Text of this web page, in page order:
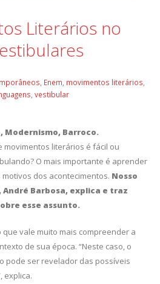
Literários no
Enem movimentos literários
vestibular
Modernismo, Barroco.
movimentos literários é fácil ou
O mais importante é aprender
dos acontecimentos. Nosso
Barbosa, explica e traz
esse assunto.
vale muito mais compreender a
de sua época. “Neste caso, o
pode ser revelador das possíveis
explica.